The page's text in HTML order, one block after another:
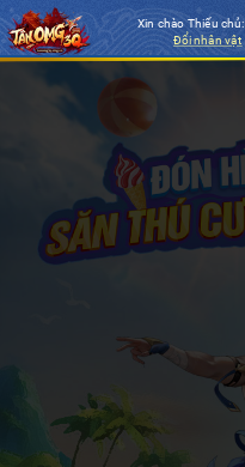
Xin chào Thiếu chủ:
Đổi nhân vật